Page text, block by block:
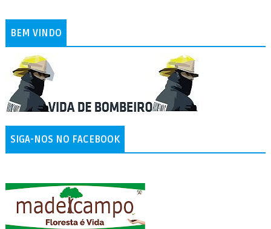
BEM VINDO
SIGA-NOS NO FACEBOOK